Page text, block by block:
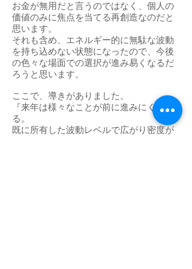
お金が無用だと言うのではなく、個人の
価値のみに焦点を当てる再創造なのだと
思います。
それも含め、エネルギー的に無駄な波動
を持ち込めない状態になったので、今後
の色々な場面での選択が進み易くなるだ
ろうと思います。
ここで、導きがありました。
『来年は様々なことが前に進みにくくな
る。
既に所有した波動レベルで広がり密度が